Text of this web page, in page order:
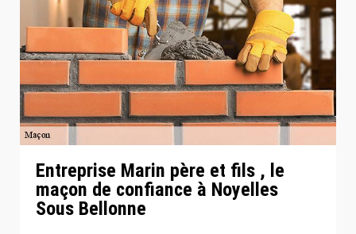
Entreprise Marin père et fils , le
maçon de confiance à Noyelles
Sous Bellonne